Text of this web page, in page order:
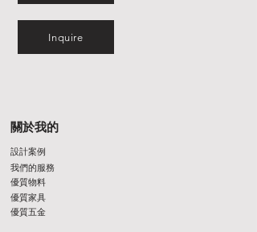
Inquire
關於我的
設計案例
我們的服務
優質家具
優質物料
優質五金